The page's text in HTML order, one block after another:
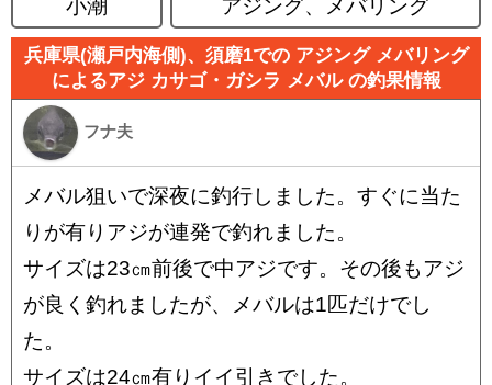
小潮 アジング、メバリング
兵庫県(瀬戸内海側)、須磨1での アジング メバリング
によるアジ カサゴ・ガシラ メバル の釣果情報
フナ夫
メバル狙いで深夜に釣行しました。すぐに当た
りが有りアジが連発で釣れました。
サイズは23㎝前後で中アジです。その後もアジ
が良く釣れましたが、メバルは1匹だけでし
た。
サイズは24㎝有りイイ引きでした。